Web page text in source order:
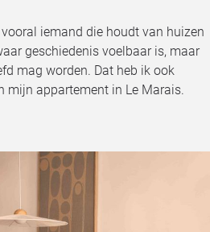
iemand die houdt van huizen
geschiedenis voelbaar is, maar
mag worden. Dat heb ik ook
mijn appartement in Le Marais.